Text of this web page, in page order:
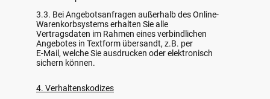
3.3. Bei Angebotsanfragen außerhalb des Online-
Warenkorbsystems erhalten Sie alle
Vertragsdaten im Rahmen eines verbindlichen
Angebotes in Textform übersandt, z.B. per
E-Mail, welche Sie ausdrucken oder elektronisch
sichern können.
4. Verhaltenskodizes